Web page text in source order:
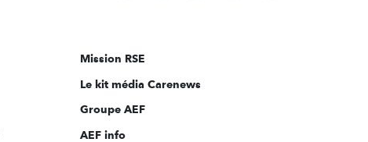
sur:
Mission RSE
Le kit média Carenews
Groupe AEF
AEF info